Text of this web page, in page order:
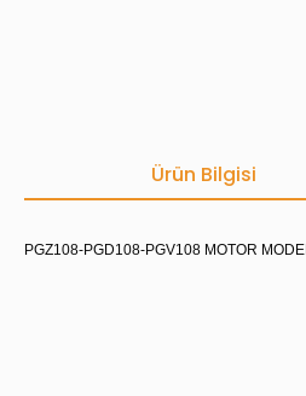
Ürün Bilgisi
PGZ108-PGD108-PGV108 MOTOR